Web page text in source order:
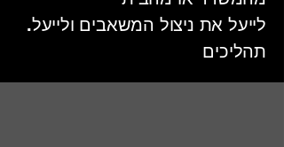
.לייעל את ניצול המשאבים ולייעל
תהליכים